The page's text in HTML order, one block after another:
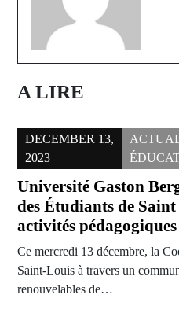
A LIRE
DECEMBER 13,
2023
Université Gaston
des Étudiants de
activités pédagogiques
Ce mercredi 13 décembre, la
Saint-Louis à travers un
renouvelables de…